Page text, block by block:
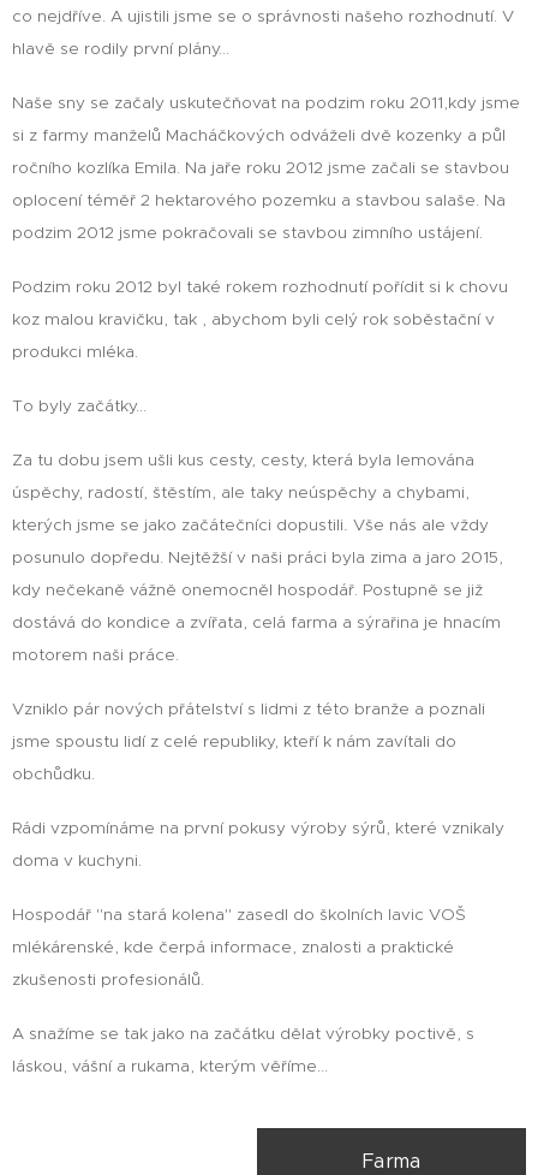
co nejdříve. A ujistili jsme se o správnosti našeho rozhodnutí. V
hlavě se rodily první plány...
Naše sny se začaly uskutečňovat na podzim roku 2011,kdy jsme
si z farmy manželů Macháčkových odváželi dvě kozenky a půl
ročního kozlíka Emila. Na jaře roku 2012 jsme začali se stavbou
oplocení téměř 2 hektarového pozemku a stavbou salaše. Na
podzim 2012 jsme pokračovali se stavbou zimního ustájení.
Podzim roku 2012 byl také rokem rozhodnutí pořídit si k chovu
koz malou kravičku, tak , abychom byli celý rok soběstační v
produkci mléka.
To byly začátky...
Za tu dobu jsem ušli kus cesty, cesty, která byla lemována
úspěchy, radostí, štěstím, ale taky neúspěchy a chybami,
kterých jsme se jako začátečníci dopustili. Vše nás ale vždy
posunulo dopředu. Nejtěžší v naši práci byla zima a jaro 2015,
kdy nečekaně vážně onemocněl hospodář. Postupně se již
dostává do kondice a zvířata, celá farma a sýrařina je hnacím
motorem naši práce.
Vzniklo pár nových přátelství s lidmi z této branže a poznali
jsme spoustu lidí z celé republiky, kteří k nám zavítali do
obchůdku.
Rádi vzpomínáme na první pokusy výroby sýrů, které vznikaly
doma v kuchyni.
Hospodář "na stará kolena" zasedl do školních lavic VOŠ
mlékárenské, kde čerpá informace, znalosti a praktické
zkušenosti profesionálů.
A snažíme se tak jako na začátku dělat výrobky poctivě, s
láskou, vášní a rukama, kterým věříme...
Farma